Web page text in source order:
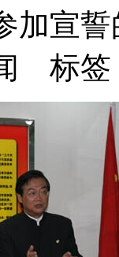
加宣
标签